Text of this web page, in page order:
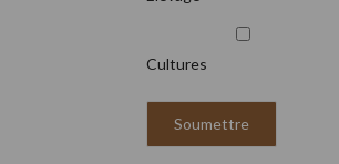
Cultures